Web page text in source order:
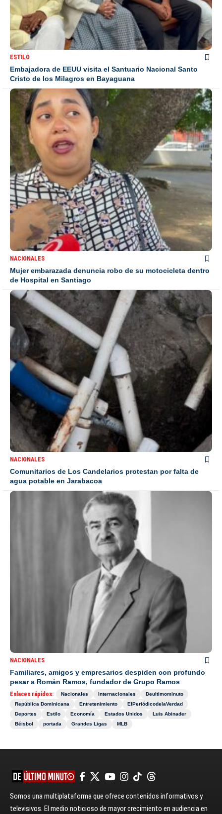
ESTILO
Embajadora de EEUU visita el Santuario Nacional Santo
Cristo de los Milagros en Bayaguana
NACIONALES
Mujer embarazada denuncia robo de su motocicleta dentro
de Hospital en Santiago
NACIONALES
Comunitarios de Los Candelarios protestan por falta de
agua potable en Jarabacoa
NACIONALES
Familiares, amigos y empresarios despiden con profundo
pesar a Román Ramos, fundador de Grupo Ramos
Enlaces rápidos: Nacionales Internacionales
Deultimominuto
República Dominicana
Entretenimiento
ElPeriódicodelaVerdad
Deportes
Estilo Economía Estados Unidos
Luis Abinader
Béisbol
portada Grandes Ligas MLB
Somos una multiplataforma que ofrece contenidos informativos y
televisivos. El medio noticioso de mayor crecimiento en audiencia en